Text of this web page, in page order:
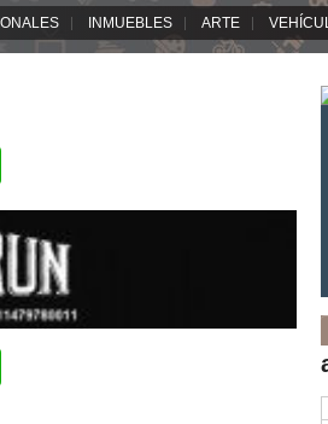
INMUEBLES ARTE